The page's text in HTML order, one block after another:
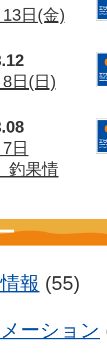
日(金)
日(日)
日
釣果情
報 (55)
ーション